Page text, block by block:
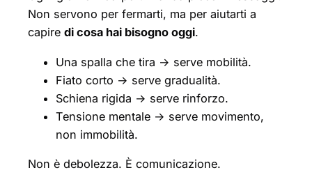
Non servono per fermarti, ma per aiutarti a
capire di cosa hai bisogno oggi.
Una spalla che tira → serve mobilità.
Fiato corto → serve gradualità.
Schiena rigida → serve rinforzo.
Tensione mentale → serve movimento,
non immobilità.
Non è debolezza. È comunicazione.